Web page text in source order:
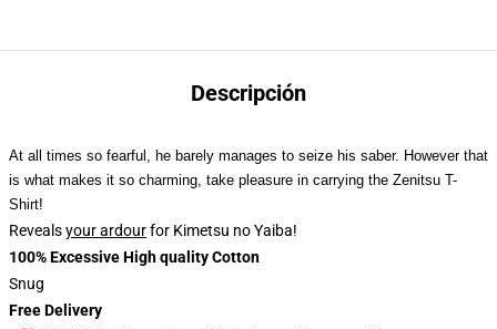
Descripción
At all times so fearful, he barely manages to seize his saber. However that
is what makes it so charming, take pleasure in carrying the Zenitsu T-
Shirt!
Revealsyour ardourfor Kimetsu no Yaiba!
100% Excessive High quality Cotton
Snug
Free Delivery